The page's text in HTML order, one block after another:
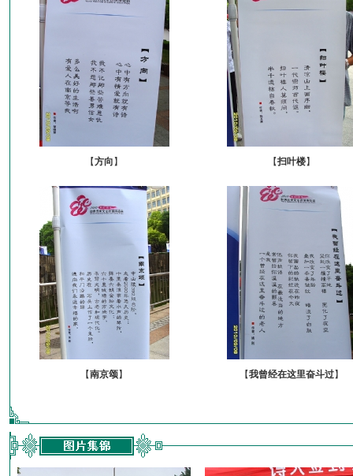
【方向 】 【扫叶楼】
【南京颂】 【我曾经在这里奋斗过】